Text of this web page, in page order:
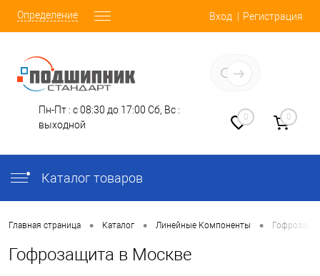
Определение Вход Регистрация
Пн-Пт : с 08:30 до 17:00 Сб, Вс :
выходной
0 0
Каталог товаров
Главная страница • Каталог • Линейные Компоненты •
Гофрозащита в Москве